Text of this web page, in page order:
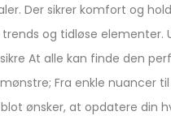
Der sikrer komfort og
og tidløse
At alle kan finde den
Fra enkle nuancer
ønsker, at opdatere din